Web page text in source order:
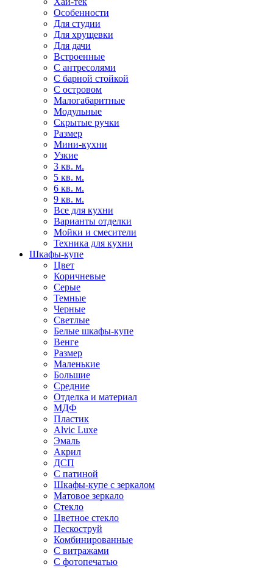
Особенности
Для студии
Для хрущевки
Для дачи
Встроенные
С антресолями
С барной стойкой
С островом
Малогабаритные
Модульные
Скрытые ручки
Размер
Мини-кухни
Узкие
3 кв. м.
5 кв. м.
6 кв. м.
9 кв. м.
Все для кухни
Варианты отделки
Мойки и смесители
Техника для кухни
Шкафы-купе
Цвет
Коричневые
Серые
Темные
Черные
Светлые
Белые шкафы-купе
Венге
Размер
Маленькие
Большие
Средние
Отделка и материал
МДФ
Пластик
Alvic Luxe
Эмаль
Акрил
ДСП
С патиной
Шкафы-купе с зеркалом
Матовое зеркало
Стекло
Цветное стекло
Пескоструй
Комбинированные
С витражами
С фотопечатью